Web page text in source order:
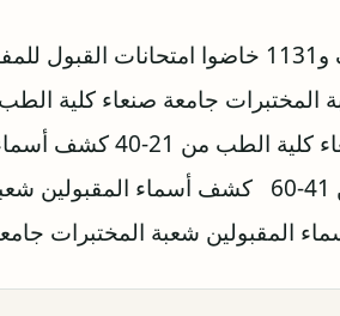
شعبة المختبرات جامعة
جامعة صنعاء كلية الطب من 41-60 كشف